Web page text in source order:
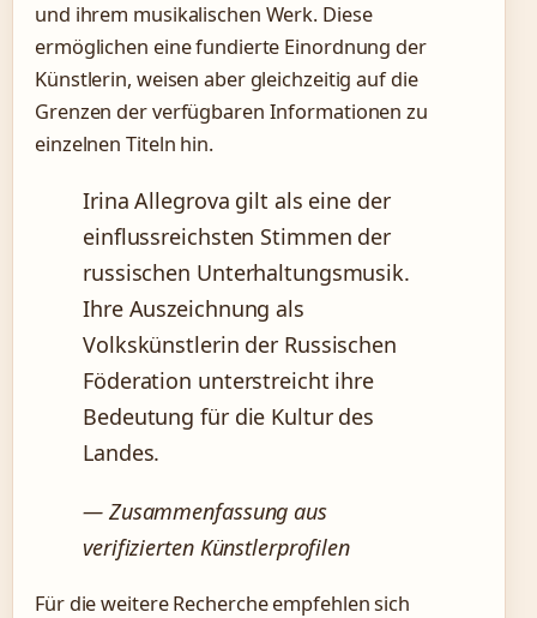
und ihrem musikalischen Werk. Diese
ermöglichen eine fundierte Einordnung der
Künstlerin, weisen aber gleichzeitig auf die
Grenzen der verfügbaren Informationen zu
einzelnen Titeln hin.
Irina Allegrova gilt als eine der
einflussreichsten Stimmen der
russischen Unterhaltungsmusik.
Ihre Auszeichnung als
Volkskünstlerin der Russischen
Föderation unterstreicht ihre
Bedeutung für die Kultur des
Landes.
— Zusammenfassung aus
verifizierten Künstlerprofilen
Für die weitere Recherche empfehlen sich